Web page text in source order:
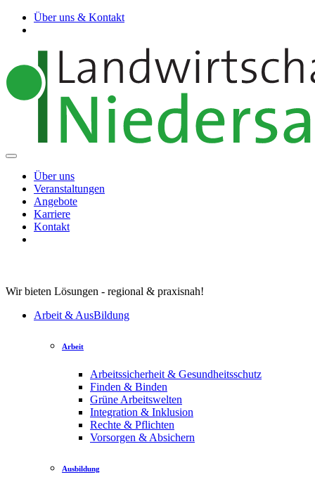
Über uns & Kontakt
Über uns
Veranstaltungen
Angebote
Karriere
Kontakt
Wir bieten Lösungen - regional & praxisnah!
Arbeit & AusBildung
Arbeit
Arbeitssicherheit & Gesundheitsschutz
Finden & Binden
Grüne Arbeitswelten
Integration & Inklusion
Rechte & Pflichten
Vorsorgen & Absichern
Ausbildung